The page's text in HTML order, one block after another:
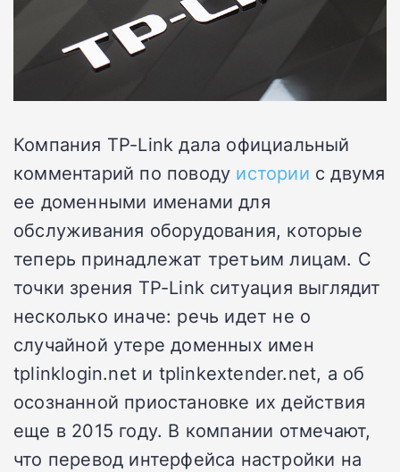
Компания TP-Link дала официальный
комментарий по поводу истории с двумя
ее доменными именами для
обслуживания оборудования, которые
теперь принадлежат третьим лицам. С
точки зрения TP-Link ситуация выглядит
несколько иначе: речь идет не о
случайной утере доменных имен
tplinklogin.net и tplinkextender.net, а об
осознанной приостановке их действия
еще в 2015 году. В компании отмечают,
что перевод интерфейса настройки на